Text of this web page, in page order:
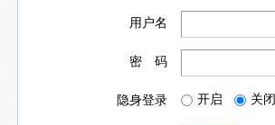
用户名
密 码
隐身登录 开启 关闭